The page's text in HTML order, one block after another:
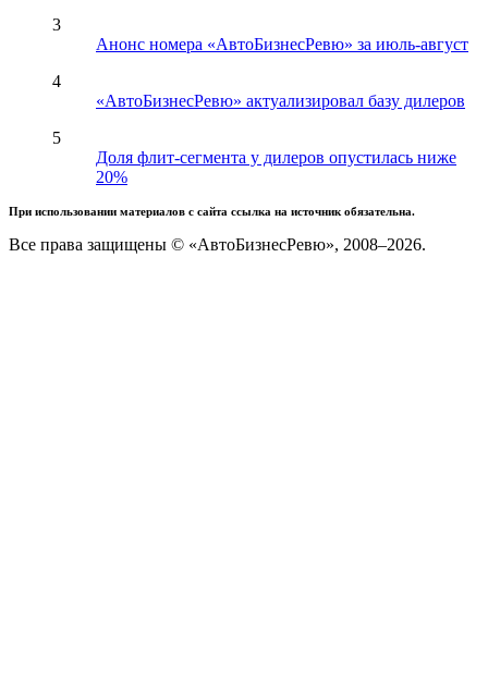
3
Анонс номера «АвтоБизнесРевю» за июль-август
4
«АвтоБизнесРевю» актуализировал базу дилеров
5
Доля флит-сегмента у дилеров опустилась ниже
20%
При использовании материалов с сайта ссылка на источник обязательна.
Все права защищены © «АвтоБизнесРевю», 2008–2026.